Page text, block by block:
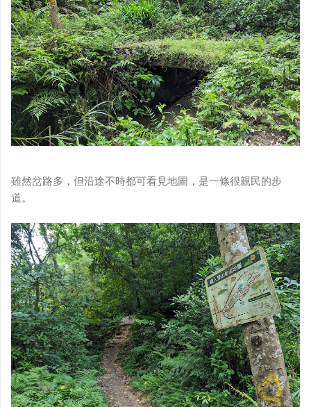
雖然岔路多，但沿途不時都可看見地圖，是一條很親民的步
道。